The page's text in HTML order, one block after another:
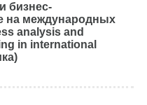
бизнес-
на международных
analysis and
in international